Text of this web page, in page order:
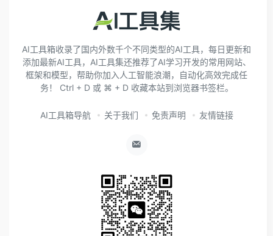
AI工具箱收录了国内外数千个不同类型的AI工具，每日更新和
添加最新AI工具，AI工具集还推荐了AI学习开发的常用网站、
框架和模型，帮助你加入人工智能浪潮，自动化高效完成任
务！ Ctrl + D 或 ⌘ + D 收藏本站到浏览器书签栏。
AI工具箱导航 关于我们 免责声明 友情链接